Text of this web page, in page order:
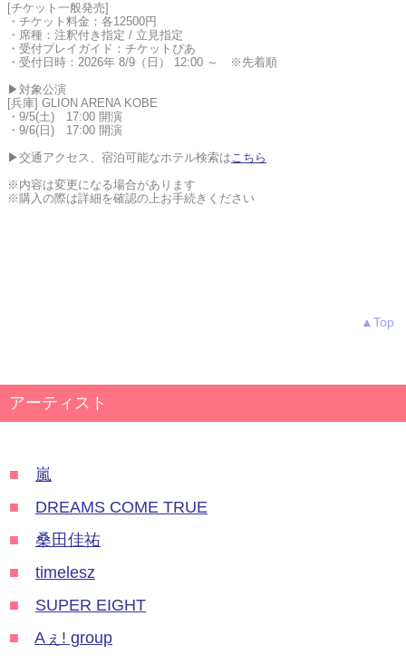
[チケット一般発売]
・チケット料金：各12500円
・席種：注釈付き指定 / 立見指定
・受付プレイガイド：チケットぴあ
・受付日時：2026年 8/9（日） 12:00 ～ ※先着順
▶対象公演
[兵庫] GLION ARENA KOBE
・9/5(土) 17:00 開演
・9/6(日) 17:00 開演
▶交通アクセス、宿泊可能なホテル検索はこちら
※内容は変更になる場合があります
※購入の際は詳細を確認の上お手続きください
▲Top
アーティスト
■
嵐
■
DREAMS COME TRUE
■
桑田佳祐
■
timelesz
■
SUPER EIGHT
■
Aぇ! group